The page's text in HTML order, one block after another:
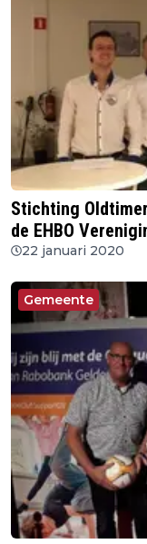
Stichting
de EHBO
22 januari 2020
Gemeente